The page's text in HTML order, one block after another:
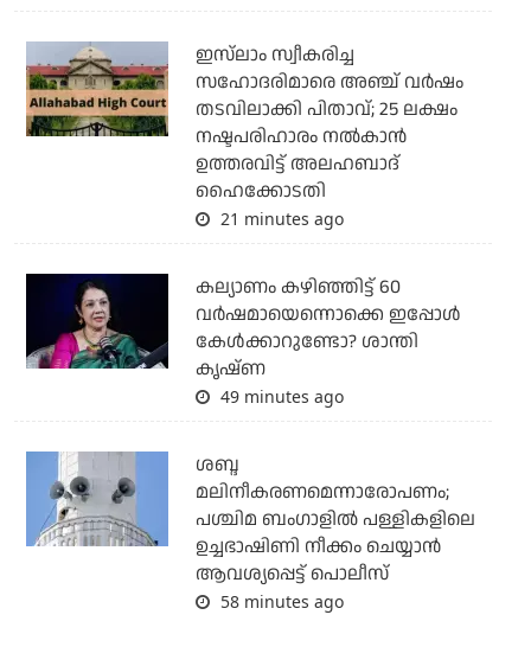
ഇസ്‌ലാം സ്വീകരിച്ച
സഹോദരിമാരെ അഞ്ച് വര്‍ഷം
തടവിലാക്കി പിതാവ്; 25 ലക്ഷം
നഷ്ടപരിഹാരം നല്‍കാന്‍
ഉത്തരവിട്ട് അലഹബാദ്
ഹൈക്കോടതി
21 minutes ago
കല്യാണം കഴിഞ്ഞിട്ട് 60
വർഷമായെന്നൊക്കെ ഇപ്പോൾ
കേൾക്കാറുണ്ടോ? ശാന്തി
കൃഷ്ണ
49 minutes ago
ശബ്ദ
മലിനീകരണമെന്നാരോപണം;
പശ്ചിമ ബംഗാളില്‍ പള്ളികളിലെ
ഉച്ചഭാഷിണി നീക്കം ചെയ്യാന്‍
ആവശ്യപ്പെട്ട് പൊലീസ്
58 minutes ago